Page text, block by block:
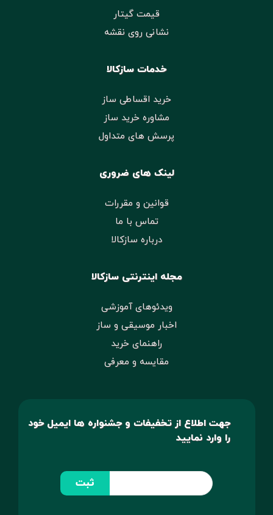
قیمت گیتار
نشانی روی نقشه
خدمات سازکالا
خرید اقساطی ساز
مشاوره خرید ساز
پرسش های متداول
لینک های ضروری
قوانین و مقررات
تماس با ما
درباره سازکالا
مجله اینترنتی سازکالا
ویدئوهای آموزشی
اخبار موسیقی و ساز
راهنمای خرید
مقایسه و معرفی
جهت اطلاع از تخفیفات و جشنواره ها ایمیل خود
را وارد نمایید
ثبت